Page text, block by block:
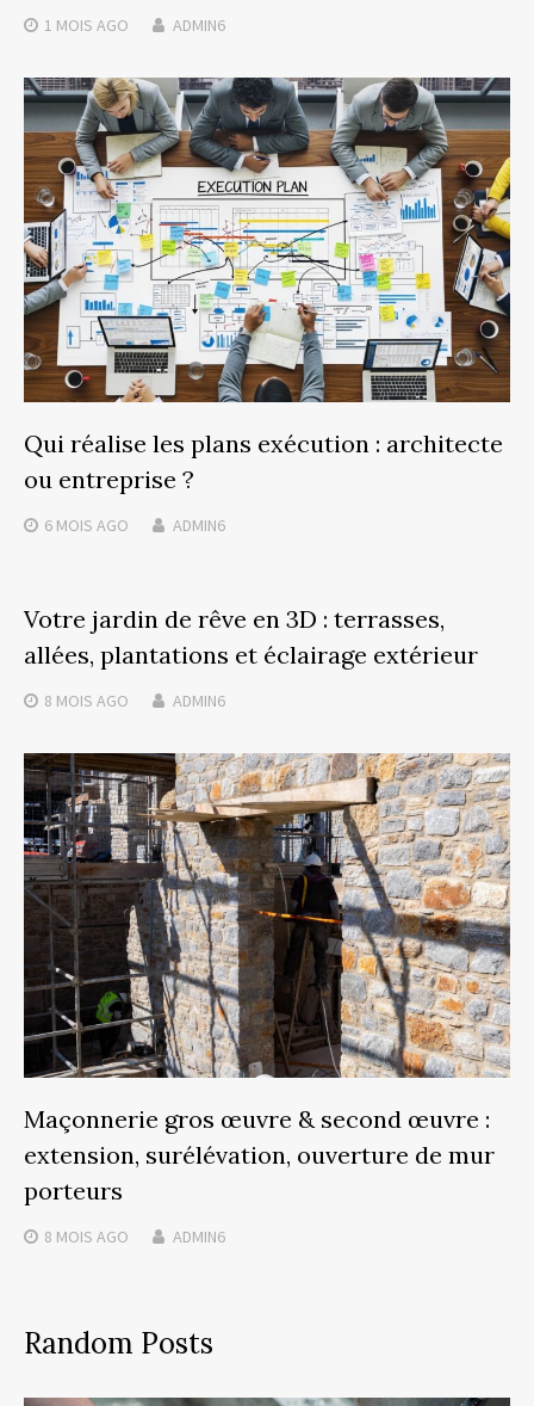
1 MOIS AGO ADMIN6
Qui réalise les plans exécution : architecte
ou entreprise ?
6 MOIS AGO ADMIN6
Votre jardin de rêve en 3D : terrasses,
allées, plantations et éclairage extérieur
8 MOIS AGO ADMIN6
Maçonnerie gros œuvre & second œuvre :
extension, surélévation, ouverture de mur
porteurs
8 MOIS AGO ADMIN6
Random Posts